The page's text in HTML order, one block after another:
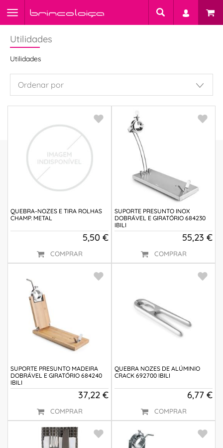
Utilidades
Utilidades
QUEBRA-NOZES E TIRA ROLHAS
CHAMP. METAL
5,50 €
COMPRAR
SUPORTE PRESUNTO INOX
DOBRÁVEL E GIRATÓRIO 684230
IBILI
55,23 €
COMPRAR
SUPORTE PRESUNTO MADEIRA
DOBRÁVEL E GIRATÓRIO 684240
IBILI
37,22 €
COMPRAR
QUEBRA NOZES DE ALÚMINIO
CRACK 692700 IBILI
6,77 €
COMPRAR